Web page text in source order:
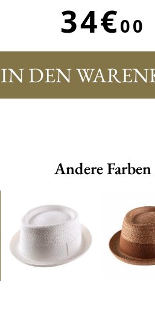
34€00
IN DEN
Andere Farben